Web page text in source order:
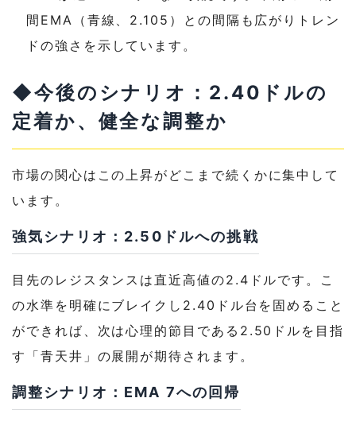
間EMA（青線、2.105）との間隔も広がりトレン
ドの強さを示しています。
◆今後のシナリオ：2.40ドルの
定着か、健全な調整か
市場の関心はこの上昇がどこまで続くかに集中して
います。
強気シナリオ：2.50ドルへの挑戦
目先のレジスタンスは直近高値の2.4ドルです。こ
の水準を明確にブレイクし2.40ドル台を固めること
ができれば、次は心理的節目である2.50ドルを目指
す「青天井」の展開が期待されます。
調整シナリオ：EMA 7への回帰